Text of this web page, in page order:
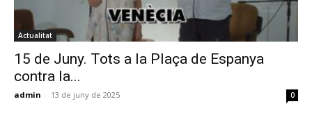
Actualitat
15 de Juny. Tots a la Plaça de Espanya
contra la...
admin - 13 de juny de 2025 0